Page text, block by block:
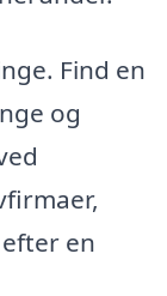
Find en
og
en